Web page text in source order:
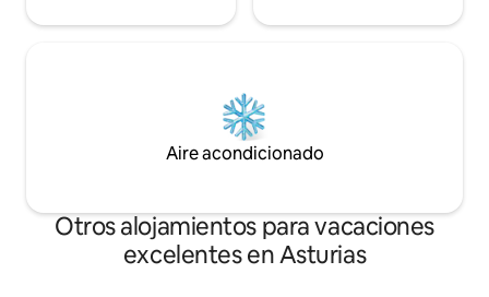
Aire acondicionado
Otros alojamientos para vacaciones
excelentes en Asturias